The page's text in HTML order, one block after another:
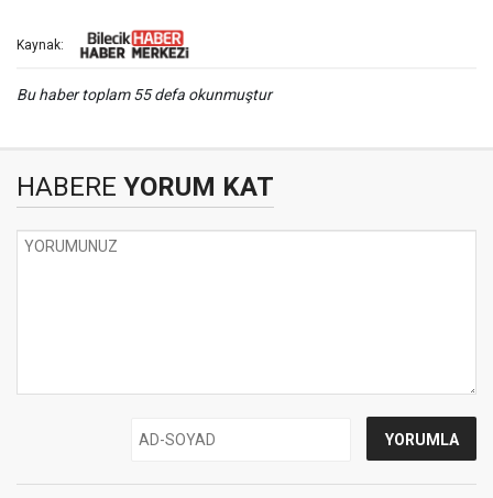
Kaynak:
Bu haber toplam 55 defa okunmuştur
HABERE YORUM KAT